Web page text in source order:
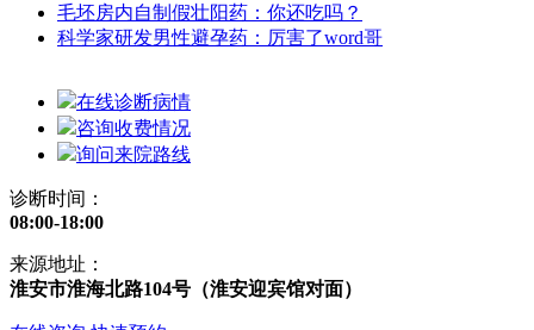
毛坯房内自制假壮阳药：你还吃吗？
科学家研发男性避孕药：厉害了word哥
在线诊断病情
咨询收费情况
询问来院路线
诊断时间：
08:00-18:00
来源地址：
淮安市淮海北路104号（淮安迎宾馆对面）